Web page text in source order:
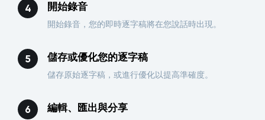
開始錄音
開始錄音，您的即時逐字稿將在您說話時出現。
儲存或優化您的逐字稿
儲存原始逐字稿，或進行優化以提高準確度。
編輯、匯出與分享